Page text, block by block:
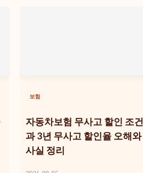
보험
자동차보험 무사고 할인 조건
과 3년 무사고 할인율 오해와
사실 정리